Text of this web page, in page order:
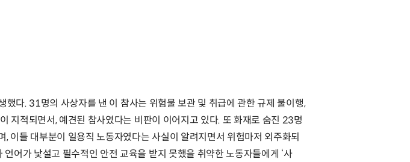
다. 31명의 사상자를 낸 이 참사는 위험물 보관 및 취급에 관한 규제 불이행,
지적되면서, 예견된 참사였다는 비판이 이어지고 있다. 또 화재로 숨진 23명
들 대부분이 일용직 노동자였다는 사실이 알려지면서 위험마저 외주화되
어가 낯설고 필수적인 안전 교육을 받지 못했을 취약한 노동자들에게 ‘사